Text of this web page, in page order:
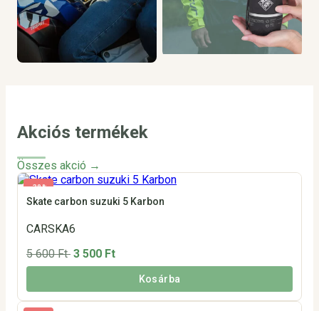
Akciós termékek
Összes akció →
-38%
Skate carbon suzuki 5 Karbon
CARSKA6
5 600 Ft 3 500 Ft
Kosárba